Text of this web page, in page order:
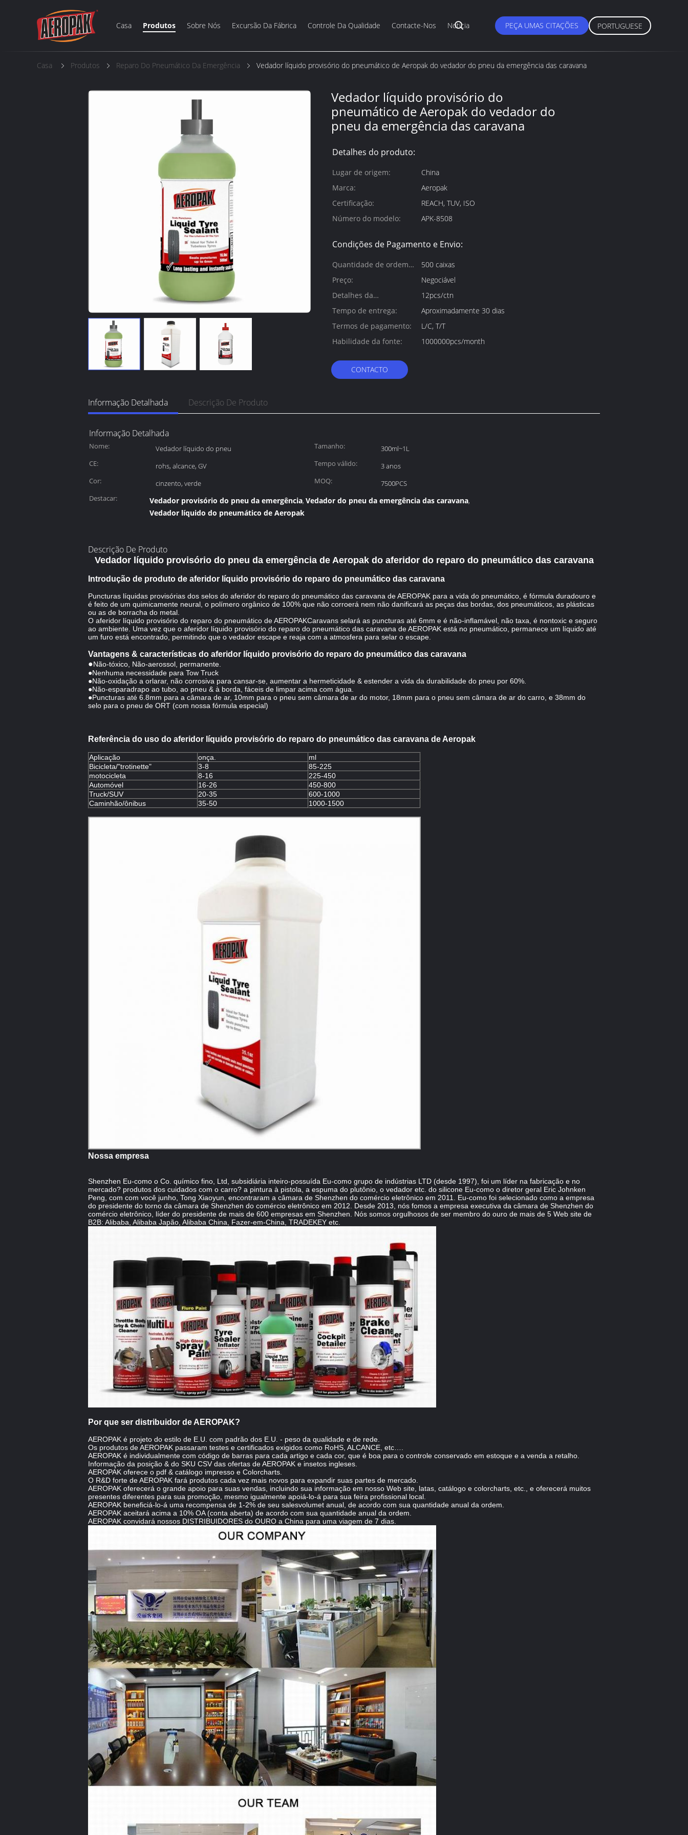
Casa Produtos Sobre Nós Excursão Da Fábrica Controle Da Qualidade Contacte-Nos Notícia PEÇA UMAS CITAÇÕES PORTUGUESE
Casa Produtos Reparo Do Pneumático Da Emergência Vedador líquido provisório do pneumático de Aeropak do vedador do pneu da emergência das caravana
Vedador líquido provisório do
pneumático de Aeropak do vedador do
pneu da emergência das caravana
Detalhes do produto:
Lugar de origem:
China
Marca:
Aeropak
Certificação:
REACH, TUV, ISO
Número do modelo:
APK-8508
Condições de Pagamento e Envio:
Quantidade de ordem
mínima:
500 caixas
Preço:
Negociável
Detalhes da
embalagem:
12pcs/ctn
Tempo de entrega:
Aproximadamente 30 dias
Termos de pagamento:
L/C, T/T
Habilidade da fonte:
1000000pcs/month
CONTACTO
Informação Detalhada Descrição De Produto
Informação Detalhada
Nome: Vedador líquido do pneu Tamanho:
300ml~1L
CE:
rohs, alcance, GV Tempo válido:
3 anos
Cor:
cinzento, verde MOQ:
7500PCS
Destacar:
Vedador provisório do pneu da emergência, Vedador do pneu da emergência das caravana,
Vedador líquido do pneumático de Aeropak
Descrição De Produto
Vedador líquido provisório do pneu da emergência de Aeropak do aferidor do reparo do pneumático das caravana
Introdução de produto de aferidor líquido provisório do reparo do pneumático das caravana
Puncturas líquidas provisórias dos selos do aferidor do reparo do pneumático das caravana de AEROPAK para a vida do pneumático, é fórmula duradouro e
é feito de um quimicamente neural, o polímero orgânico de 100% que não corroerá nem não danificará as peças das bordas, dos pneumáticos, as plásticas
ou as de borracha do metal.
O aferidor líquido provisório do reparo do pneumático de AEROPAKCaravans selará as puncturas até 6mm e é não-inflamável, não taxa, é nontoxic e seguro
ao ambiente. Uma vez que o aferidor líquido provisório do reparo do pneumático das caravana de AEROPAK está no pneumático, permanece um líquido até
um furo está encontrado, permitindo que o vedador escape e reaja com a atmosfera para selar o escape.
Vantagens & características do aferidor líquido provisório do reparo do pneumático das caravana
●Não-tóxico, Não-aerossol, permanente.
●Nenhuma necessidade para Tow Truck
●Não-oxidação a orlarar, não corrosiva para cansar-se, aumentar a hermeticidade & estender a vida da durabilidade do pneu por 60%.
●Não-esparadrapo ao tubo, ao pneu & à borda, fáceis de limpar acima com água.
●Puncturas até 6.8mm para a câmara de ar, 10mm para o pneu sem câmara de ar do motor, 18mm para o pneu sem câmara de ar do carro, e 38mm do
selo para o pneu de ORT (com nossa fórmula especial)
Referência do uso do aferidor líquido provisório do reparo do pneumático das caravana de Aeropak
Aplicação onça.
ml
Bicicleta/"trotinette"
3-8
85-225
motocicleta
8-16
225-450
Automóvel
16-26
450-800
Truck/SUV
20-35
600-1000
Caminhão/ônibus
35-50 1000-1500
Nossa empresa
Shenzhen Eu-como o Co. químico fino, Ltd, subsidiária inteiro-possuída Eu-como grupo de indústrias LTD (desde 1997), foi um líder na fabricação e no
mercado? produtos dos cuidados com o carro? a pintura à pistola, a espuma do plutônio, o vedador etc. do silicone Eu-como o diretor geral Eric Johnken
Peng, com com você junho, Tong Xiaoyun, encontraram a câmara de Shenzhen do comércio eletrônico em 2011. Eu-como foi selecionado como a empresa
do presidente do torno da câmara de Shenzhen do comércio eletrônico em 2012. Desde 2013, nós fomos a empresa executiva da câmara de Shenzhen do
comércio eletrônico, líder do presidente de mais de 600 empresas em Shenzhen. Nós somos orgulhosos de ser membro do ouro de mais de 5 Web site de
B2B: Alibaba, Alibaba Japão, Alibaba China, Fazer-em-China, TRADEKEY etc.
Por que ser distribuidor de AEROPAK?
AEROPAK é projeto do estilo de E.U. com padrão dos E.U. - peso da qualidade e de rede.
Os produtos de AEROPAK passaram testes e certificados exigidos como RoHS, ALCANCE, etc….
AEROPAK é individualmente com código de barras para cada artigo e cada cor, que é boa para o controle conservado em estoque e a venda a retalho.
Informação da posição & do SKU CSV das ofertas de AEROPAK e insetos ingleses.
AEROPAK oferece o pdf & catálogo impresso e Colorcharts.
O R&D forte de AEROPAK fará produtos cada vez mais novos para expandir suas partes de mercado.
AEROPAK oferecerá o grande apoio para suas vendas, incluindo sua informação em nosso Web site, latas, catálogo e colorcharts, etc., e oferecerá muitos
presentes diferentes para sua promoção, mesmo igualmente apoiá-lo-á para sua feira profissional local.
AEROPAK beneficiá-lo-á uma recompensa de 1-2% de seu salesvolumet anual, de acordo com sua quantidade anual da ordem.
AEROPAK aceitará acima a 10% OA (conta aberta) de acordo com sua quantidade anual da ordem.
AEROPAK convidará nossos DISTRIBUIDORES do OURO a China para uma viagem de 7 dias.